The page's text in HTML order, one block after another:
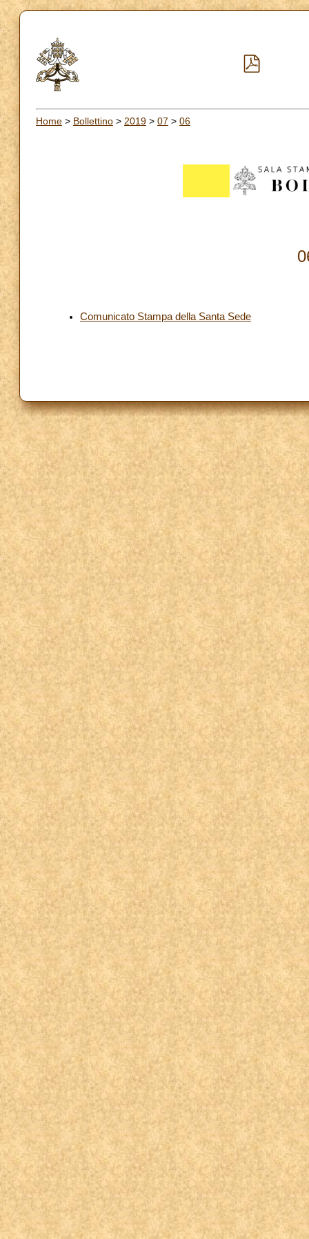
Home > Bollettino > 2019 > 07 > 06
Comunicato Stampa della Santa Sede